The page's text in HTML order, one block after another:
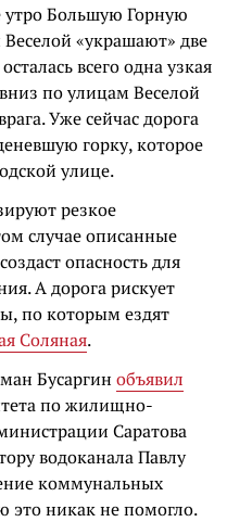
утро Большую Горную
«украшают» две
всего одна узкая
по улицам Веселой
Уже сейчас дорога
горку, которое
улице.
резкое
случае описанные
опасность для
А дорога рискует
по которым ездят
Соляная.
Бусаргин объявил
по жилищно-
Саратова
водоканала Павлу
коммунальных
это никак не помогло.